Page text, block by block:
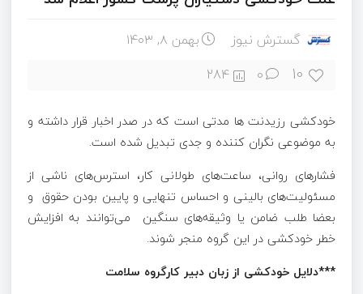
گسترش نیوز بهمن ۸, ۱۴۰۳
10
0
284
خودکشی رزیدنت ها مدتی است که در صدر اخبار قرار داشته و
به موضوعی نگران کننده و جدی تبدیل شده است.
فشارهای روانی، ساعت‌های طولانی کار، استرس‌های ناشی از
مسئولیت‌های بالینی و احساس تنهایی و پایین بودن حقوق و
بعضا طلب ضامن یا وثیقه‌های سنگین می‌توانند به افزایش
خطر خودکشی در این گروه منجر شوند.
***دلایل خودکشی از زبان دبیر کارگروه سلامت